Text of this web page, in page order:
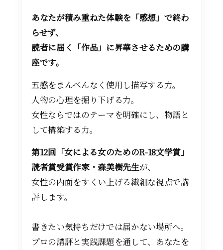
あなたが積み重ねた体験を「感想」で終わ
らせず、
読者に届く「作品」に昇華させるための講
座です。
五感をまんべんなく使用し描写する力。
人物の心理を掘り下げる力。
女性ならではのテーマを明確にし、物語と
して構築する力。
第12回「女による女のためのR-18文学賞」
読者賞受賞作家・森美樹先生が、
女性の内面をすくい上げる繊細な視点で講
評します。
書きたい気持ちだけでは届かない場所へ。
プロの講評と実践課題を通して、あなたを